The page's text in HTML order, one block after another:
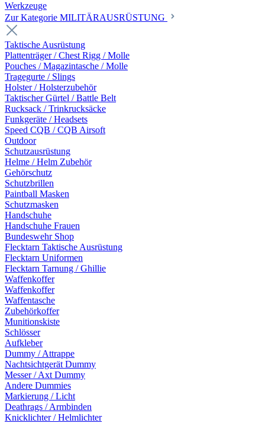
Werkzeuge
Zur Kategorie MILITÄRAUSRÜSTUNG
Taktische Ausrüstung
Plattenträger / Chest Rigg / Molle
Pouches / Magazintasche / Molle
Tragegurte / Slings
Holster / Holsterzubehör
Taktischer Gürtel / Battle Belt
Rucksack / Trinkrucksäcke
Funkgeräte / Headsets
Speed CQB / CQB Airsoft
Outdoor
Schutzausrüstung
Helme / Helm Zubehör
Gehörschutz
Schutzbrillen
Paintball Masken
Schutzmasken
Handschuhe
Handschuhe Frauen
Bundeswehr Shop
Flecktarn Taktische Ausrüstung
Flecktarn Uniformen
Flecktarn Tarnung / Ghillie
Waffenkoffer
Waffenkoffer
Waffentasche
Zubehörkoffer
Munitionskiste
Schlösser
Aufkleber
Dummy / Attrappe
Nachtsichtgerät Dummy
Messer / Axt Dummy
Andere Dummies
Markierung / Licht
Deathrags / Armbinden
Knicklichter / Helmlichter